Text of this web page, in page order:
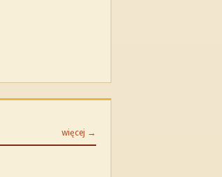
więcej →